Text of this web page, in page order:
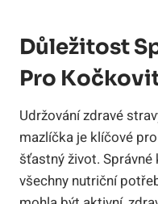
Důležitost
Pro
Udržování zdravé
mazlíčka je klíčové
šťastný život.
všechny nutriční